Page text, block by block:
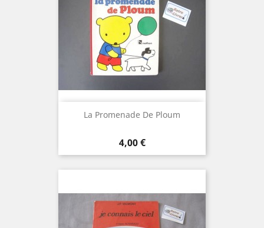
La Promenade De Ploum
Prix
4,00 €